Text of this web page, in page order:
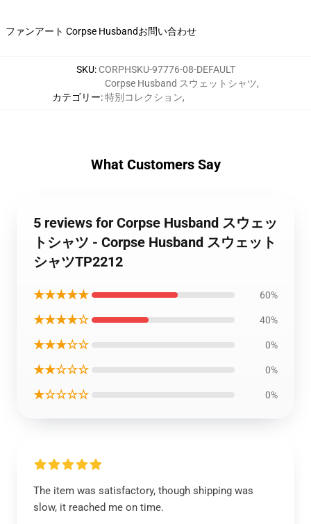
ファンアート Corpse Husbandお問い合わせ
SKU: CORPHSKU-97776-08-DEFAULT
カテゴリー:
Corpse Husband スウェットシャツ,
特別コレクション,
What Customers Say
5 reviews for Corpse Husband スウェッ
トシャツ - Corpse Husband スウェット
シャツTP2212
★★★★★ 60%
★★★★☆ 40%
★★★☆☆ 0%
★★☆☆☆ 0%
★☆☆☆☆ 0%
The item was satisfactory, though shipping was
slow, it reached me on time.